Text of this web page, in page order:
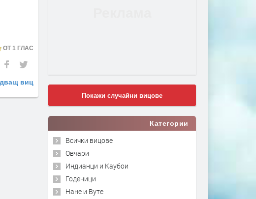
ОТ 1 ГЛАС
виц
Покажи случайни вицове
Категории
Всички вицове
Овчари
Индианци и Каубои
Годеници
Нане и Вуте